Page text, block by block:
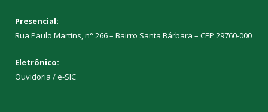
Presencial:
Rua Paulo Martins, n° 266 – Bairro Santa Bárbara – CEP 29760-000
Eletrônico:
Ouvidoria /e-SIC